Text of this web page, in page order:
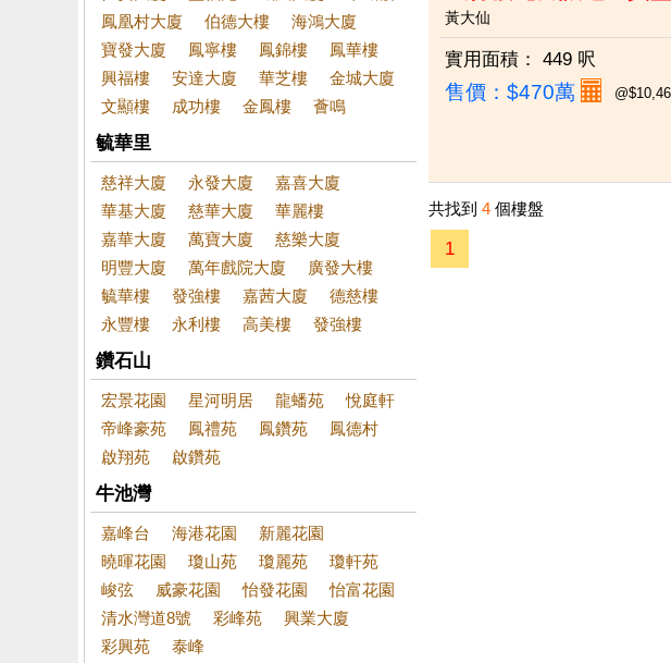
鳳凰村大廈
伯德大樓
海鴻大廈
寶發大廈
鳳寧樓 鳳錦樓
鳳華樓
興福樓
安達大廈 華芝樓
金城大廈
文顯樓
成功樓 金鳳樓 薈鳴
毓華里
慈祥大廈 永發大廈
嘉喜大廈
華基大廈
慈華大廈
華麗樓
嘉華大廈
萬寶大廈
慈樂大廈
明豐大廈
萬年戲院大廈
廣發大樓
毓華樓
發強樓 嘉茜大廈
德慈樓
永豐樓
永利樓 高美樓 發強樓
鑽石山
宏景花園 星河明居 龍蟠苑
悅庭軒
帝峰豪苑
鳳禮苑 鳳鑽苑
鳳德村
啟翔苑
啟鑽苑
牛池灣
嘉峰台 海港花園
新麗花園
曉暉花園
瓊山苑 瓊麗苑
瓊軒苑
峻弦
威豪花園 怡發花園
怡富花園
清水灣道8號
彩峰苑
興業大廈
彩興苑
泰峰
黃大仙
實用面積： 449 呎
售價： $470萬
共找到 4 個樓盤
1